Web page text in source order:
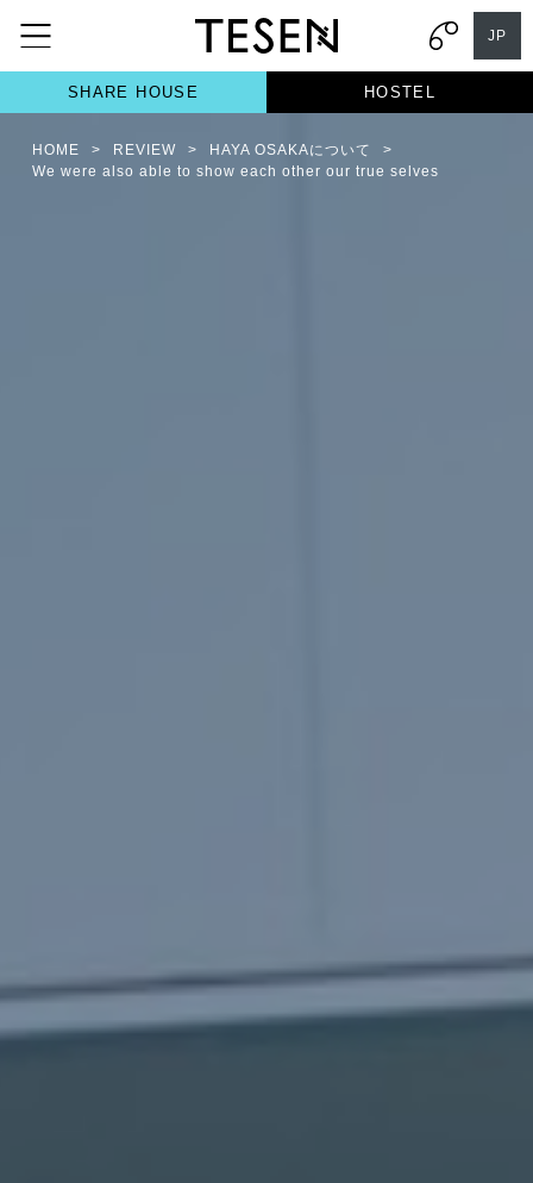
JP
SHARE HOUSE HOSTEL
HOME > REVIEW > HAYA OSAKAについて
>
We were also able to show each other our true selves